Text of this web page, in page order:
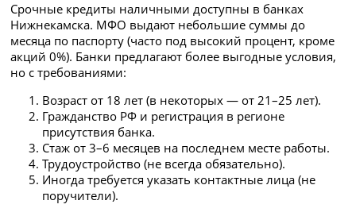
Срочные кредиты наличными доступны в банках
Нижнекамска. МФО выдают небольшие суммы до
месяца по паспорту (часто под высокий процент, кроме
акций 0%). Банки предлагают более выгодные условия,
но с требованиями:
Возраст от 18 лет (в некоторых — от 21–25 лет).
Гражданство РФ и регистрация в регионе
присутствия банка.
Стаж от 3–6 месяцев на последнем месте работы.
Трудоустройство (не всегда обязательно).
Иногда требуется указать контактные лица (не
поручители).